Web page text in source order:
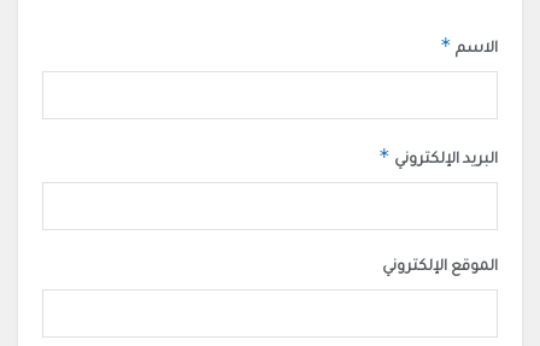
الاسم *
البريد الإلكتروني *
الموقع الإلكتروني